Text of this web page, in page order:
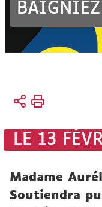
BAIGNIEZ
Vous
Accueil
Événements
LE 13
Madame
Soutiendra